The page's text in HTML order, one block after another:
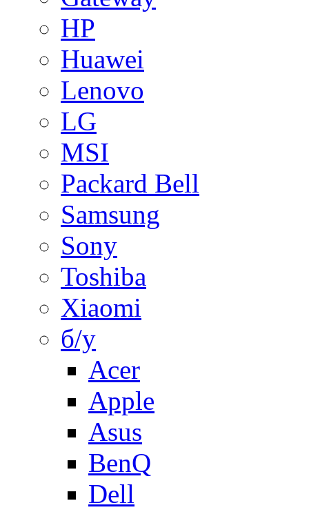
HP
Huawei
Lenovo
LG
MSI
Packard Bell
Samsung
Sony
Toshiba
Xiaomi
б/у
Acer
Apple
Asus
BenQ
Dell